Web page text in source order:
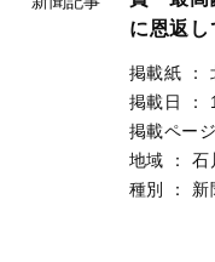
に恩返し
掲載紙 ：
掲載日
：
掲載ページ
地域
：
石
種別
： 新